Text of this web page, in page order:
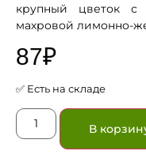
крупный цветок с
махровой лимонно-
87₽
✅ Есть на складе
В